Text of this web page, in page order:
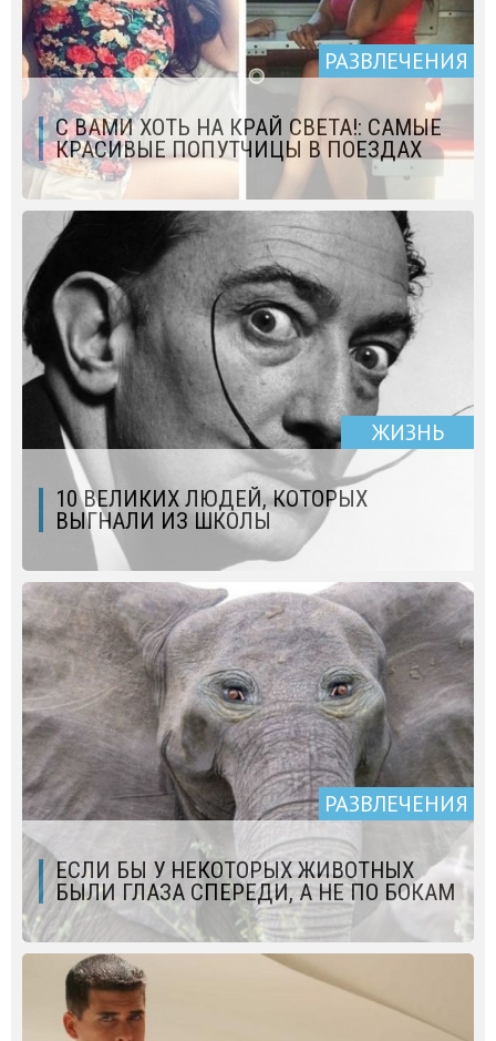
РАЗВЛЕЧЕНИЯ
С ВАМИ ХОТЬ НА КРАЙ СВЕТА!: САМЫЕ
КРАСИВЫЕ ПОПУТЧИЦЫ В ПОЕЗДАХ
ЖИЗНЬ
10 ВЕЛИКИХ ЛЮДЕЙ, КОТОРЫХ
ВЫГНАЛИ ИЗ ШКОЛЫ
РАЗВЛЕЧЕНИЯ
ЕСЛИ БЫ У НЕКОТОРЫХ ЖИВОТНЫХ
БЫЛИ ГЛАЗА СПЕРЕДИ, А НЕ ПО БОКАМ